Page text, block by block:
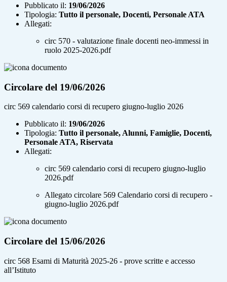
Pubblicato il: 19/06/2026
Tipologia: Tutto il personale, Docenti, Personale ATA
Allegati:
circ 570 - valutazione finale docenti neo-immessi in
ruolo 2025-2026.pdf
Circolare del 19/06/2026
circ 569 calendario corsi di recupero giugno-luglio 2026
Pubblicato il: 19/06/2026
Tipologia: Tutto il personale, Alunni, Famiglie, Docenti,
Personale ATA, Riservata
Allegati:
circ 569 calendario corsi di recupero giugno-luglio
2026.pdf
Allegato circolare 569 Calendario corsi di recupero -
giugno-luglio 2026.pdf
Circolare del 15/06/2026
circ 568 Esami di Maturità 2025-26 - prove scritte e accesso
all’Istituto